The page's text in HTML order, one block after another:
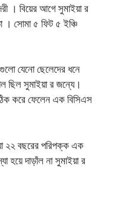
। বিয়ের আগে সুমাইয়া র
সোমা ৫ ফিট ৫ ইঞ্চি
যেনো ছেলেদের ধনে
ছিল সুমাইয়া র জন্যে।
ঠিক করে ফেলেন এক বিসিএস
২২ বছরের পরিপক্ক এক
হয়ে দাড়াঁল না সুমাইয়া র